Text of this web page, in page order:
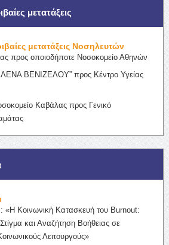
μετατάξεις
μετατάξεις Νοσηλευτών
προς οποιοδήποτε Νοσοκομείο Αθηνών
ΒΕΝΙΖΕΛΟΥ” προς Κέντρο Υγείας
Καβάλας προς Γενικό
«Η Κοινωνική Κατασκευή του Burnout:
και Αναζήτηση Βοήθειας σε
Λειτουργούς»